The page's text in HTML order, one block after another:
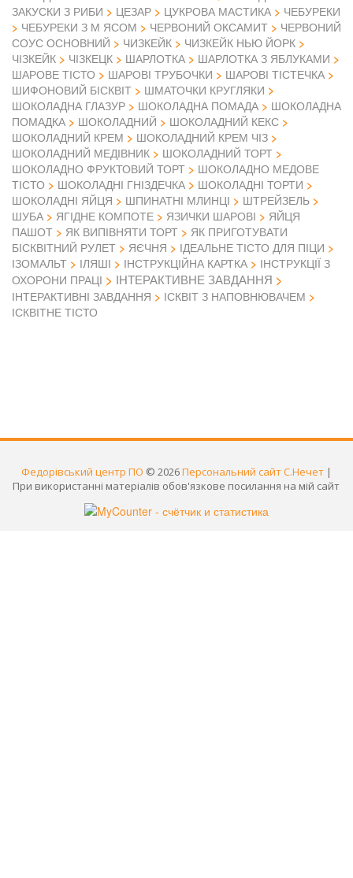
ЗАКУСКИ З РИБИ
ЦЕЗАР ЦУКРОВА МАСТИКА
ЧЕБУРЕКИ
ЧЕБУРЕКИ З М ЯСОМ
ЧЕРВОНИЙ ОКСАМИТ
ЧЕРВОНИЙ
СОУС ОСНОВНИЙ
ЧИЗКЕЙК
ЧИЗКЕЙК НЬЮ ЙОРК
ЧІЗКЕЙК
ЧІЗКЕЦК ШАРЛОТКА
ШАРЛОТКА З ЯБЛУКАМИ
ШАРОВЕ ТІСТО
ШАРОВІ ТРУБОЧКИ
ШАРОВІ ТІСТЕЧКА
ШИФОНОВИЙ БІСКВІТ
ШМАТОЧКИ КРУГЛЯКИ
ШОКОЛАДНА ГЛАЗУР
ШОКОЛАДНА ПОМАДА
ШОКОЛАДНА
ПОМАДКА
ШОКОЛАДНИЙ
ШОКОЛАДНИЙ КЕКС
ШОКОЛАДНИЙ КРЕМ
ШОКОЛАДНИЙ КРЕМ ЧІЗ
ШОКОЛАДНИЙ МЕДІВНИК
ШОКОЛАДНИЙ ТОРТ
ШОКОЛАДНО ФРУКТОВИЙ ТОРТ
ШОКОЛАДНО МЕДОВЕ
ТІСТО
ШОКОЛАДНІ ГНІЗДЕЧКА
ШОКОЛАДНІ ТОРТИ
ШОКОЛАДНІ ЯЙЦЯ
ШПИНАТНІ МЛИНЦІ
ШТРЕЙЗЕЛЬ
ШУБА
ЯГІДНЕ КОМПОТЕ ЯЗИЧКИ ШАРОВІ
ЯЙЦЯ
ПАШОТ
ЯК ВИПІВНЯТИ ТОРТ
ЯК ПРИГОТУВАТИ
БІСКВІТНИЙ РУЛЕТ
ЯЄЧНЯ
ІДЕАЛЬНЕ ТІСТО ДЛЯ ПІЦИ
ІЗОМАЛЬТ
ІЛЯШІ ІНСТРУКЦІЙНА КАРТКА
ІНСТРУКЦІЇ З
ОХОРОНИ ПРАЦІ
ІНТЕРАКТИВНЕ ЗАВДАННЯ
ІНТЕРАКТИВНІ ЗАВДАННЯ
ІСКВІТ З НАПОВНЮВАЧЕМ
ІСКВІТНЕ ТІСТО
Федорівський центр ПО © 2026Персональний сайт С.Нечет |
При використанні матеріалів обов'язкове посилання на мій сайт